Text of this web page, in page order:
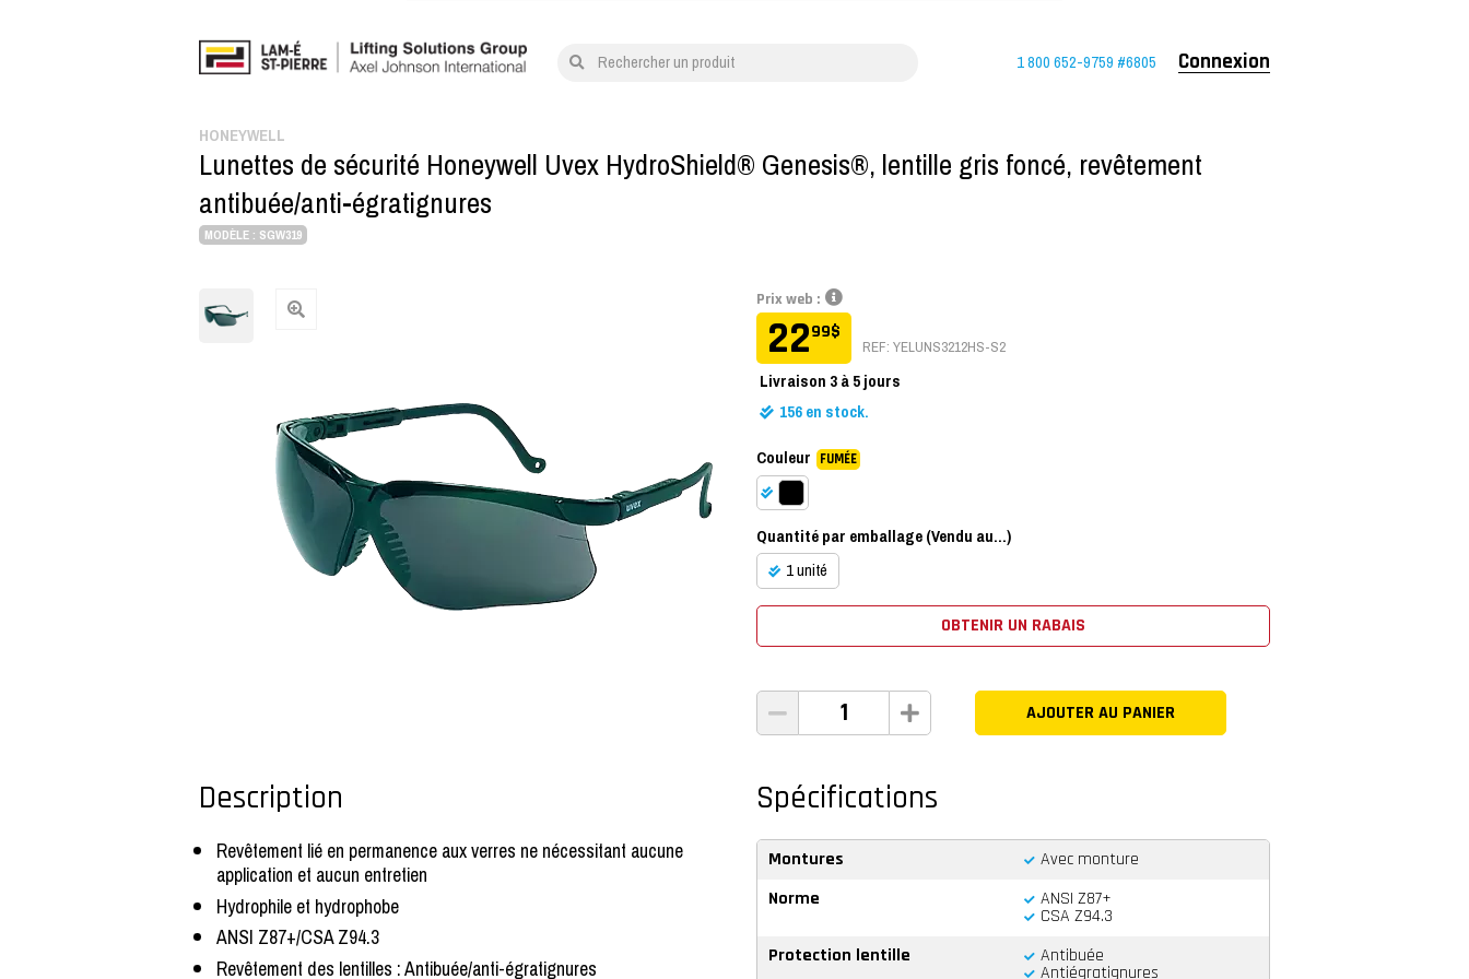
Rechercher un produit 1 800 652-9759 #6805 Connexion
HONEYWELL
Lunettes de sécurité Honeywell Uvex HydroShield® Genesis®, lentille gris foncé, revêtement
antibuée/anti-égratignures
MODÈLE : SGW319
Prix web :
2299$
REF: YELUNS3212HS-S2
Livraison3 à 5 jours
156en stock.
Couleur
FUMÉE
Quantité par emballage (Vendu au...)
1 unité
OBTENIR UN RABAIS
Spécifications
Montures
Avec monture
Norme
ANSI Z87+
CSA Z94.3
Protection lentille
Antibuée
Antiégratignures
Description
Revêtement lié en permanence aux verres ne nécessitant aucune
application et aucun entretien
Hydrophile et hydrophobe
ANSI Z87+/CSA Z94.3
Revêtement des lentilles : Antibuée/anti-égratignures